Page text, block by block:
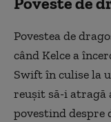
Povestea de
când Kelce a
Swift în culise la
reuşit să-i atragă
povestind despre